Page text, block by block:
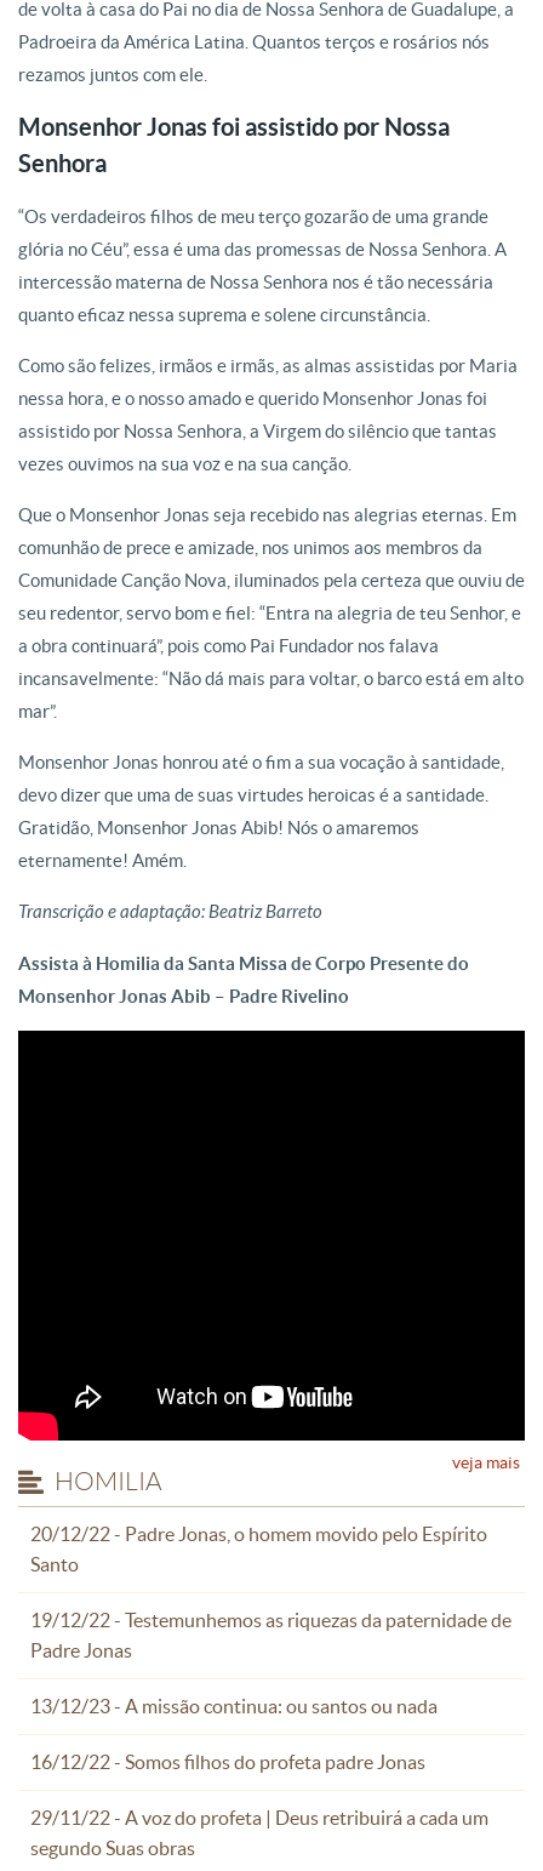
de volta à casa do Pai no dia de Nossa Senhora de Guadalupe, a
Padroeira da América Latina. Quantos terços e rosários nós
rezamos juntos com ele.
Monsenhor Jonas foi assistido por Nossa
Senhora
“Os verdadeiros filhos de meu terço gozarão de uma grande
glória no Céu”, essa é uma das promessas de Nossa Senhora. A
intercessão materna de Nossa Senhora nos é tão necessária
quanto eficaz nessa suprema e solene circunstância.
Como são felizes, irmãos e irmãs, as almas assistidas por Maria
nessa hora, e o nosso amado e querido Monsenhor Jonas foi
assistido por Nossa Senhora, a Virgem do silêncio que tantas
vezes ouvimos na sua voz e na sua canção.
Que o Monsenhor Jonas seja recebido nas alegrias eternas. Em
comunhão de prece e amizade, nos unimos aos membros da
Comunidade Canção Nova, iluminados pela certeza que ouviu de
seu redentor, servo bom e fiel: “Entra na alegria de teu Senhor, e
a obra continuará”, pois como Pai Fundador nos falava
incansavelmente: “Não dá mais para voltar, o barco está em alto
mar”.
Monsenhor Jonas honrou até o fim a sua vocação à santidade,
devo dizer que uma de suas virtudes heroicas é a santidade.
Gratidão, Monsenhor Jonas Abib! Nós o amaremos
eternamente! Amém.
Transcrição e adaptação: Beatriz Barreto
Assista à Homilia da Santa Missa de Corpo Presente do
Monsenhor Jonas Abib – Padre Rivelino
HOMILIA
20/12/22 - Padre Jonas, o homem movido pelo Espírito
Santo
19/12/22 - Testemunhemos as riquezas da paternidade de
Padre Jonas
13/12/23 - A missão continua: ou santos ou nada
16/12/22 - Somos filhos do profeta padre Jonas
29/11/22 - A voz do profeta | Deus retribuirá a cada um
segundo Suas obras
veja mais